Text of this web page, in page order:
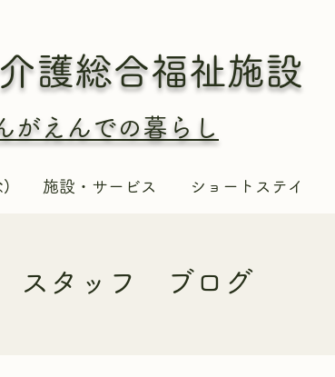
護総合福祉施設
がえんでの暮らし
) 施設・サービス ショートステイ
​スタッフ ブログ